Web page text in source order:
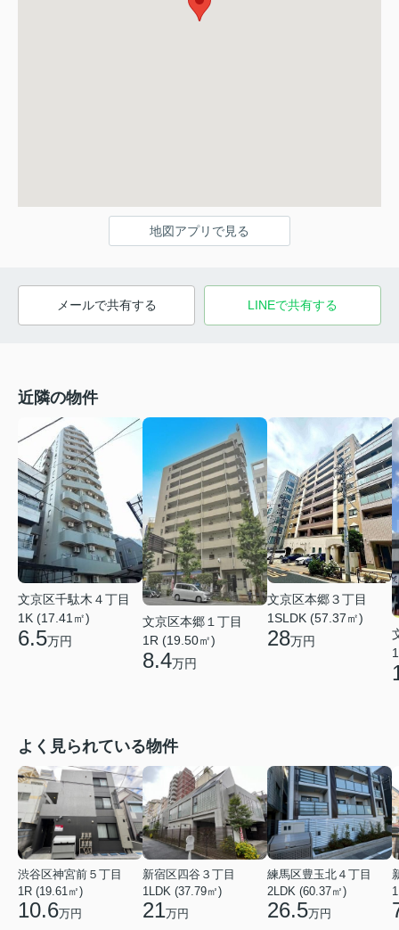
地図アプリで見る
メールで共有する LINEで共有する
近隣の物件
文京区千駄木４丁目
1K (17.41㎡)
6.5万円
文京区本郷１丁目
1R (19.50㎡)
8.4万円
文京区本郷３丁目
1SLDK (57.37㎡)
28万円
よく見られている物件
渋谷区神宮前５丁目
1R (19.61㎡)
10.6万円
新宿区四谷３丁目
1LDK (37.79㎡)
21万円
練馬区豊玉北４丁目
2LDK (60.37㎡)
26.5万円